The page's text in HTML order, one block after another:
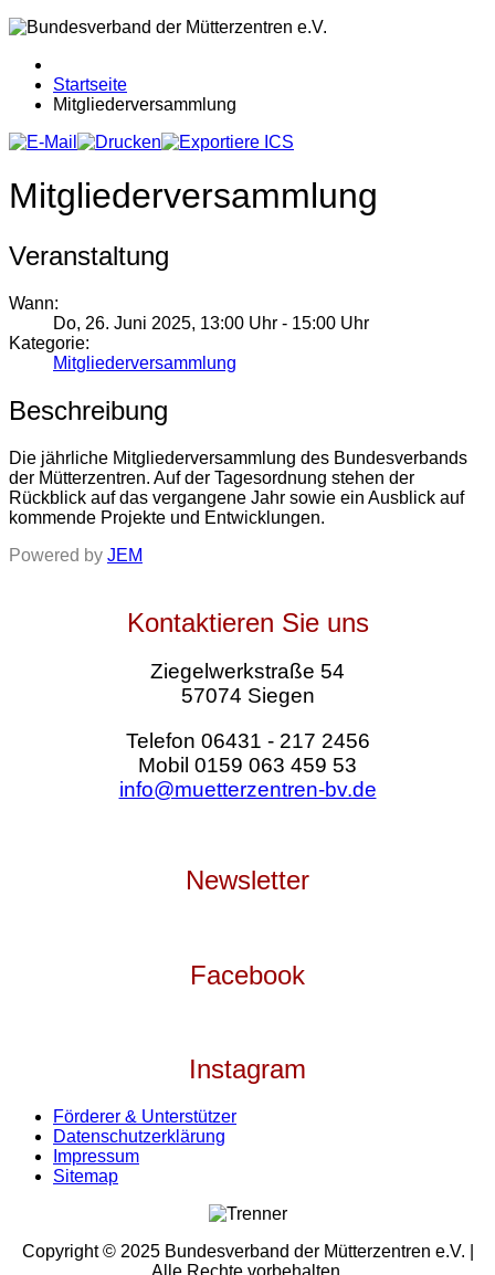
Startseite
Mitgliederversammlung
Mitgliederversammlung
Veranstaltung
Wann:
Do, 26. Juni 2025, 13:00 Uhr - 15:00 Uhr
Kategorie:
Mitgliederversammlung
Beschreibung
Die jährliche Mitgliederversammlung des Bundesverbands
der Mütterzentren. Auf der Tagesordnung stehen der
Rückblick auf das vergangene Jahr sowie ein Ausblick auf
kommende Projekte und Entwicklungen.
Powered by JEM
Kontaktieren Sie uns
Ziegelwerkstraße 54
57074 Siegen
Telefon 06431 - 217 2456
Mobil 0159 063 459 53
info@muetterzentren-bv.de
Newsletter
Facebook
Instagram
Förderer & Unterstützer
Datenschutzerklärung
Impressum
Sitemap
Copyright © 2025 Bundesverband der Mütterzentren e.V. |